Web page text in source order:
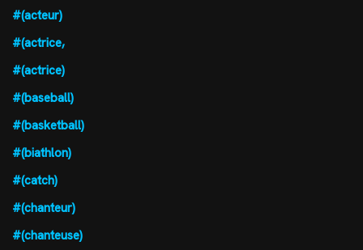
#(acteur)
#(actrice,
#(actrice)
#(baseball)
#(basketball)
#(biathlon)
#(catch)
#(chanteur)
#(chanteuse)